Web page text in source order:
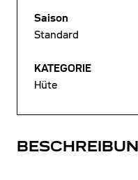
Saison
Standard
KATEGORIE
Hüte